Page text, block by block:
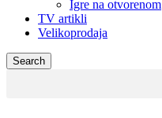
Igre na otvorenom
TV artikli
Velikoprodaja
Search